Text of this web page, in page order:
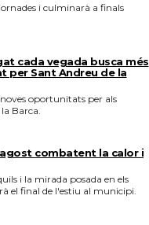
i culminarà a finals
cada vegada busca més
per Sant Andreu de la
oportunitats per als
Barca.
combatent la calor i
i la mirada posada en els
el final de l'estiu al municipi.